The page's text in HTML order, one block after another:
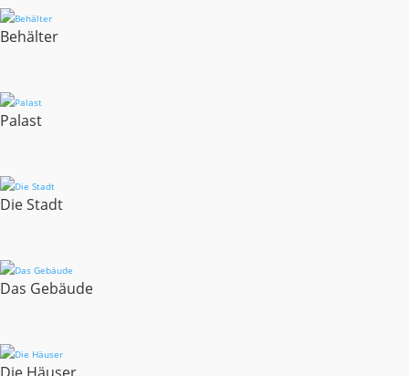
Behälter
Palast
Die Stadt
Das Gebäude
Die Häuser